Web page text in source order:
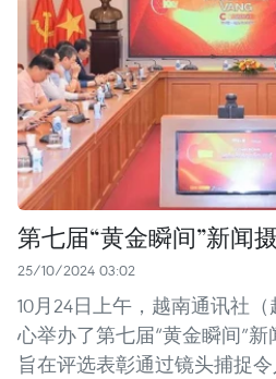
第七届“黄金瞬间”新闻
25/10/2024 03:02
10月24日上午，越南通讯社
心举办了第七届“黄金瞬间”新
旨在评选表彰通过镜头捕捉